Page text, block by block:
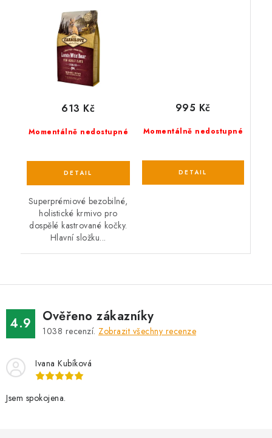
Momentálně nedostupné
613 Kč
Superprémiové bezobilné,
holistické krmivo pro
dospělé kastrované kočky.
Hlavní složku...
Momentálně nedostupné
995 Kč
4.9 Ověřeno zákazníky
1038 recenzí. Zobrazit všechny recenze
Ivana Kubíková
Jsem spokojena.